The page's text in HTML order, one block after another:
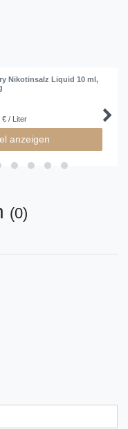
Nikotinsalz Liquid 10 ml,
€ / Liter
anzeigen
(0)